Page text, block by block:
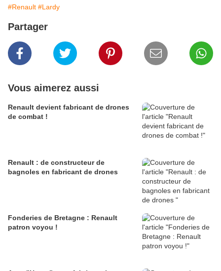
#Renault #Lardy
Partager
Vous aimerez aussi
Renault devient fabricant de drones
de combat !
Renault : de constructeur de
bagnoles en fabricant de drones
Fonderies de Bretagne : Renault
patron voyou !